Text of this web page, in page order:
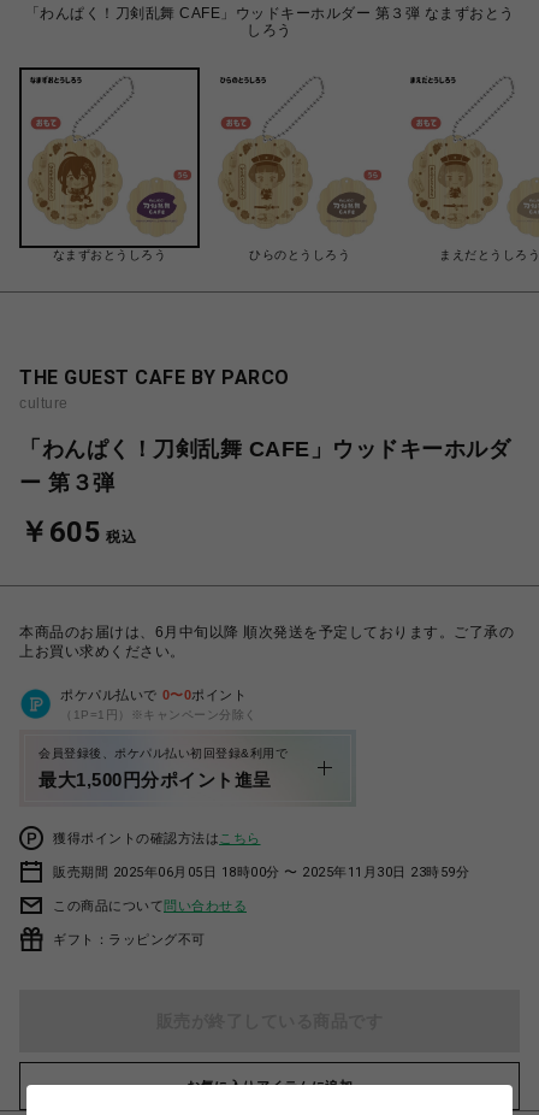
「わんぱく！刀剣乱舞 CAFE」ウッドキーホルダー 第３弾 なまずおとう
しろう
なまずおとうしろう ひらのとうしろう まえだとうしろう
THE GUEST CAFE BY PARCO
culture
「わんぱく！刀剣乱舞 CAFE」ウッドキーホルダ
ー 第３弾
￥605 税込
本商品のお届けは、6月中旬以降 順次発送を予定しております。ご了承の
上お買い求めください。
ポケパル払いで 0〜0ポイント
（1P=1円）※キャンペーン分除く
会員登録後、ポケパル払い初回登録&利用で
最大1,500円分ポイント進呈
獲得ポイントの確認方法は こちら
販売期間 2025年06月05日 18時00分 〜 2025年11月30日 23時59分
この商品について問い合わせる
ギフト：ラッピング不可
お気に入りアイテムに追加